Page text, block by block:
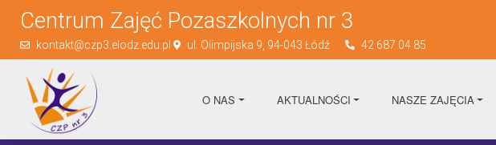
Centrum Zajęć Pozaszkolnych nr 3
kontakt@czp3.elodz.edu.pl ul. Olimpijska 9, 94-043 Łódź 42 687 04 85
O NAS AKTUALNOŚCI NASZE ZAJĘCIA